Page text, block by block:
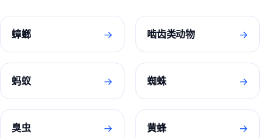
蟑螂 → 啮齿类动物 →
蚂蚁 → 蜘蛛 →
臭虫 → 黄蜂 →